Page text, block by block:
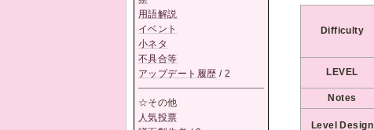
Difficulty
LEVEL
Notes
Level Design
用語解説
イベント
小ネタ
不具合等
アップデート履歴 /2
☆その他
人気投票